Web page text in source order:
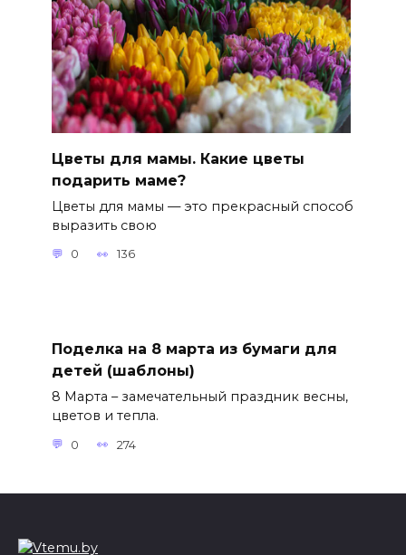
Цветы для мамы. Какие цветы
подарить маме?
Цветы для мамы — это прекрасный способ
выразить свою
0 136
Поделка на 8 марта из бумаги для
детей (шаблоны)
8 Марта – замечательный праздник весны,
цветов и тепла.
0 274